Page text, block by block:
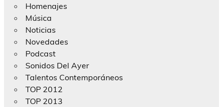
Homenajes
Música
Noticias
Novedades
Podcast
Sonidos Del Ayer
Talentos Contemporáneos
TOP 2012
TOP 2013